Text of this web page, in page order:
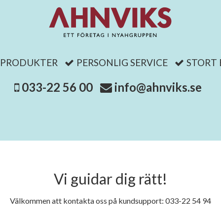
PERSONLIG SERVICE STORT
033-22 56 00 info@ahnviks.se
Vi guidar dig rätt!
Välkommen att kontakta oss på kundsupport: 033-22 54 94